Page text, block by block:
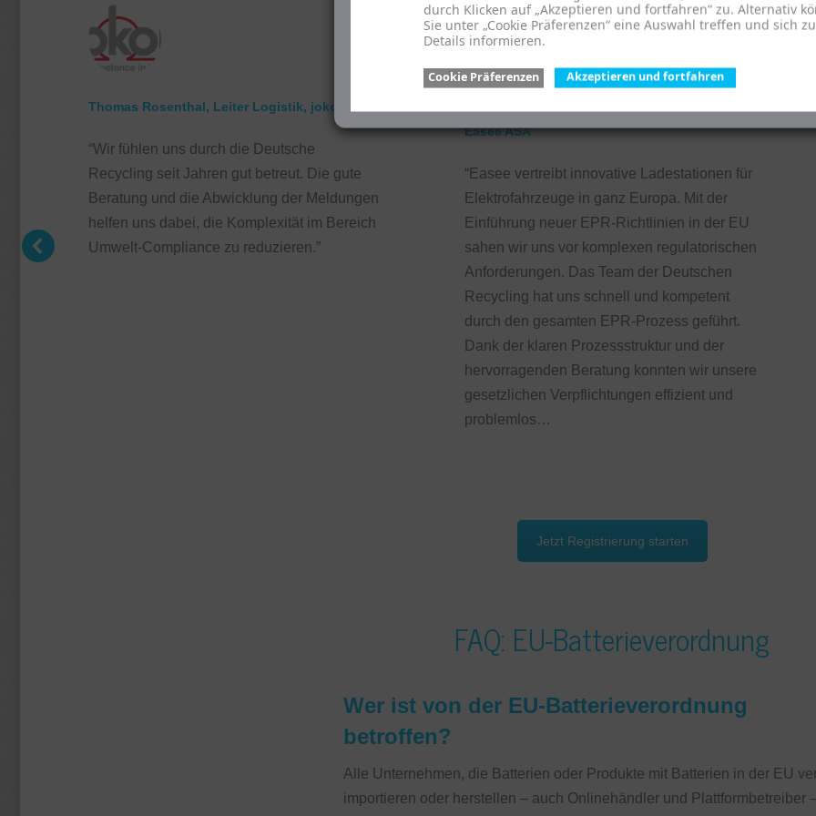
durch Klicken auf „Akzeptieren und fortfahren“ zu. Alternativ
Sie unter „Cookie Präferenzen“ eine Auswahl treffen und sich
Details informieren.
Cookie Präferenzen Akzeptieren und fortfahren
Thomas Rosenthal, Leiter Logistik, jokon
“Wir fühlen uns durch die Deutsche
Recycling seit Jahren gut betreut. Die gute
Beratung und die Abwicklung der Meldungen
helfen uns dabei, die Komplexität im Bereich
Umwelt-Compliance zu reduzieren.”
Easee ASA
“Easee vertreibt innovative Ladestationen für
Elektrofahrzeuge in ganz Europa. Mit der
Einführung neuer EPR-Richtlinien in der EU
sahen wir uns vor komplexen regulatorischen
Anforderungen. Das Team der Deutschen
Recycling hat uns schnell und kompetent
durch den gesamten EPR-Prozess geführt.
Dank der klaren Prozessstruktur und der
hervorragenden Beratung konnten wir unsere
gesetzlichen Verpflichtungen effizient und
problemlos…
Jetzt Registrierung starten
FAQ: EU-Batterieverordnung
Wer ist von der EU-Batterieverordnung
betroffen?
Alle Unternehmen, die Batterien oder Produkte mit Batterien in der EU
importieren oder herstellen – auch Onlinehändler und Plattformbetreiber